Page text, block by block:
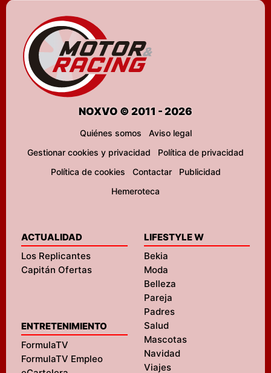
NOXVO © 2011 - 2026
Quiénes somos
Aviso legal
Gestionar cookies y privacidad
Política de privacidad
Política de cookies
Contactar
Publicidad
Hemeroteca
ACTUALIDAD
Los Replicantes
Capitán Ofertas
ENTRETENIMIENTO
FormulaTV
FormulaTV Empleo
LIFESTYLE W
Bekia
Moda
Belleza
Pareja
Padres
Salud
Mascotas
Navidad
Viajes